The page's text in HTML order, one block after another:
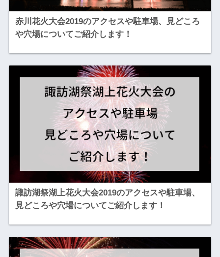
赤川花火大会2019のアクセスや駐車場、見どころ
や穴場についてご紹介します！
諏訪湖祭湖上花火大会2019のアクセスや駐車場、
見どころや穴場についてご紹介します！